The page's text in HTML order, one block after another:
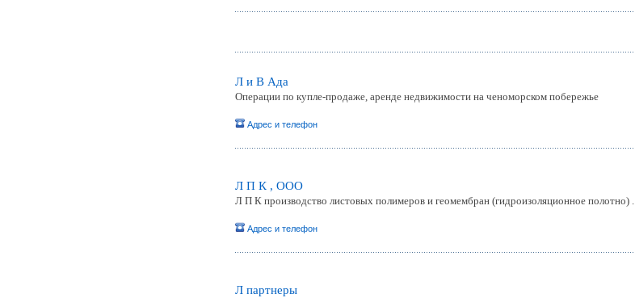
Л и В Ада
Операции по купле-продаже, аренде недвижимости на ченоморском побережье
Адрес и телефон
Л П К , ООО
Л П К производство листовых полимеров и геомембран (гидроизоляционное полотно) .
Адрес и телефон
Л партнеры